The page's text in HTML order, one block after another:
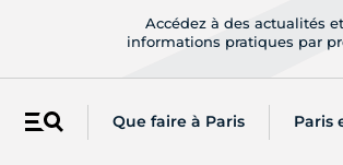
Menu Que faire à Paris Paris
Accédez à des actualités et
informations pratiques par